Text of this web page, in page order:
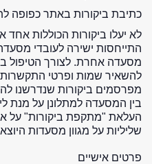
כתיבת ביקורות באתר כפופה
לא יעלו ביקורות הכוללות
התייחסות ישירה לעובדי
מסעדה אחרת. לצורך הטיפול
להשאיר שמות ופרטי התקשרות
מפרסמים ביקורות שנדרשנו
בין המסעדה למתלונן על מנת
העלאת "מתקפת ביקורות" על
שליליות על מגוון מסעדות
פרטים אישיים